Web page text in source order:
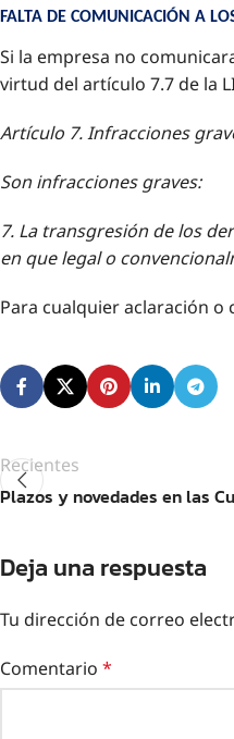
FALTA DE COMUNICACIÓN A
Si la empresa no
virtud del artículo 7.7 de la
Artículo 7. Infracciones
Son infracciones graves:
7. La transgresión de los
en que legal o
Para cualquier aclaración
Recientes
Plazos y novedades en las
Deja una respuesta
Tu dirección de correo
Comentario *